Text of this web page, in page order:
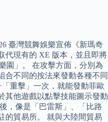
臺灣競舞娛樂宣佈《新瑪奇
代現有的 XE 版本，並且即將
園」。 在攻擊方面，分別為
合不同的按法來發動各種不同
重擊」一次，就能發動菲歐
其他遊戲以點擊技能圖示發動
，像是「巴雷斯」、「比路
的貿易所。 就與大陸間貿易